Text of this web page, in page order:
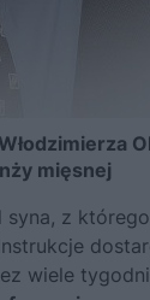
mięsnej
z
wiele